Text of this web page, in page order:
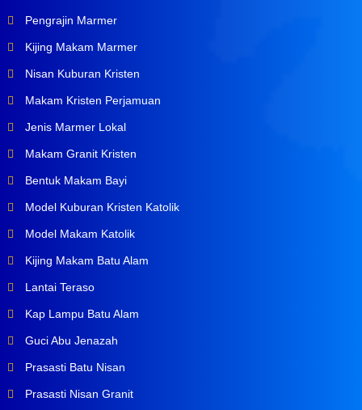
Pengrajin Marmer
Kijing Makam Marmer
Nisan Kuburan Kristen
Makam Kristen Perjamuan
Jenis Marmer Lokal
Makam Granit Kristen
Bentuk Makam Bayi
Model Kuburan Kristen Katolik
Model Makam Katolik
Kijing Makam Batu Alam
Lantai Teraso
Kap Lampu Batu Alam
Guci Abu Jenazah
Prasasti Batu Nisan
Prasasti Nisan Granit